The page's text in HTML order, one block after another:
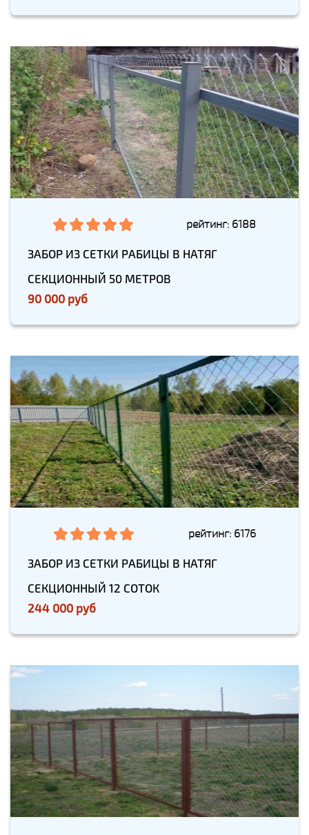
рейтинг: 6188
ЗАБОР ИЗ СЕТКИ РАБИЦЫ В НАТЯГ
СЕКЦИОННЫЙ 50 МЕТРОВ
90 000 руб
рейтинг: 6176
ЗАБОР ИЗ СЕТКИ РАБИЦЫ В НАТЯГ
СЕКЦИОННЫЙ 12 СОТОК
244 000 руб